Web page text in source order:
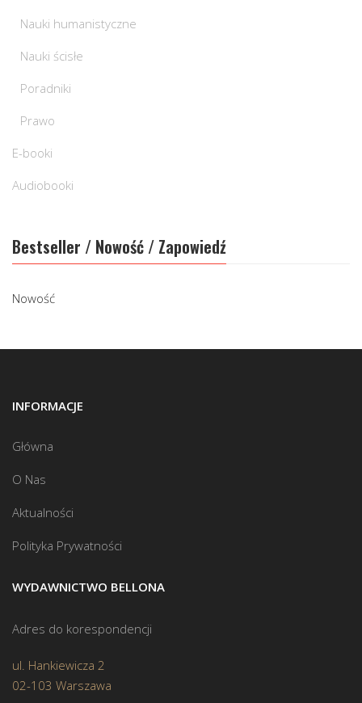
Nauki humanistyczne
Nauki ścisłe
Poradniki
Prawo
E-booki
Audiobooki
Bestseller / Nowość / Zapowiedź
Nowość
INFORMACJE
Główna
O Nas
Aktualności
Polityka Prywatności
WYDAWNICTWO BELLONA
Adres do korespondencji
ul. Hankiewicza 2
02-103 Warszawa